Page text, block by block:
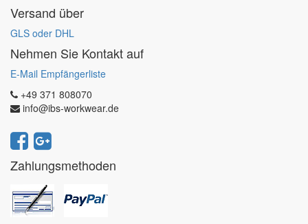
Versand über
GLS oder DHL
Nehmen Sie Kontakt auf
E-Mail Empfängerliste
+49 371 808070
info@ibs-workwear.de
Zahlungsmethoden